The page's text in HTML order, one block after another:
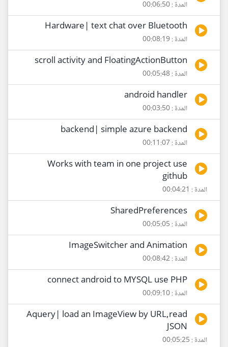
المدة : 00:06:50
Hardware| text chat over Bluetooth
المدة : 00:08:19
scroll activity and FloatingActionButton
المدة : 00:05:48
android handler
المدة : 00:03:50
backend| simple azure backend
المدة : 00:11:07
Works with team in one project use
github
المدة : 00:04:21
SharedPreferences
المدة : 00:05:05
ImageSwitcher and Animation
المدة : 00:08:42
connect android to MYSQL use PHP
المدة : 00:09:10
Aquery| load an ImageView by URL,read
JSON
المدة : 00:05:25